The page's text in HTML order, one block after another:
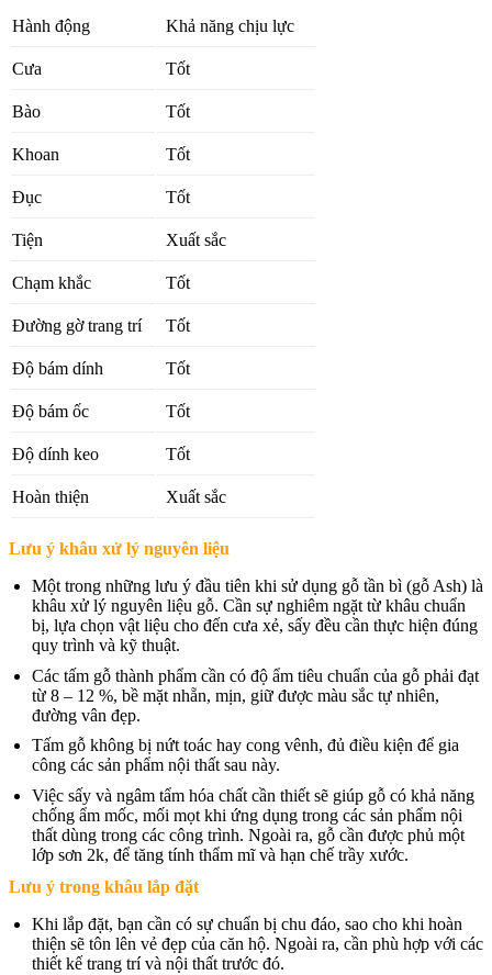
Hành động
Khả năng chịu lực
Cưa Tốt
Bào Tốt
Khoan Tốt
Đục Tốt
Tiện Xuất sắc
Chạm khắc Tốt
Đường gờ trang trí Tốt
Độ bám dính Tốt
Độ bám ốc Tốt
Độ dính keo Tốt
Hoàn thiện Xuất sắc
Lưu ý khâu xử lý nguyên liệu
Một trong những lưu ý đầu tiên khi sử dụng gỗ tần bì (gỗ Ash) là
khâu xử lý nguyên liệu gỗ. Cần sự nghiêm ngặt từ khâu chuẩn
bị, lựa chọn vật liệu cho đến cưa xẻ, sấy đều cần thực hiện đúng
quy trình và kỹ thuật.
Các tấm gỗ thành phẩm cần có độ ẩm tiêu chuẩn của gỗ phải đạt
từ 8 – 12 %, bề mặt nhẵn, mịn, giữ được màu sắc tự nhiên,
đường vân đẹp.
Tấm gỗ không bị nứt toác hay cong vênh, đủ điều kiện để gia
công các sản phẩm nội thất sau này.
Việc sấy và ngâm tẩm hóa chất cần thiết sẽ giúp gỗ có khả năng
chống ẩm mốc, mối mọt khi ứng dụng trong các sản phẩm nội
thất dùng trong các công trình. Ngoài ra, gỗ cần được phủ một
lớp sơn 2k, để tăng tính thẩm mĩ và hạn chế trầy xước.
Lưu ý trong khâu lắp đặt
Khi lắp đặt, bạn cần có sự chuẩn bị chu đáo, sao cho khi hoàn
thiện sẽ tôn lên vẻ đẹp của căn hộ. Ngoài ra, cần phù hợp với các
thiết kế trang trí và nội thất trước đó.